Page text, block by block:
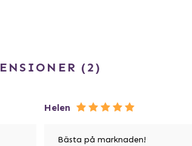
2
Helen
Bästa på marknaden!